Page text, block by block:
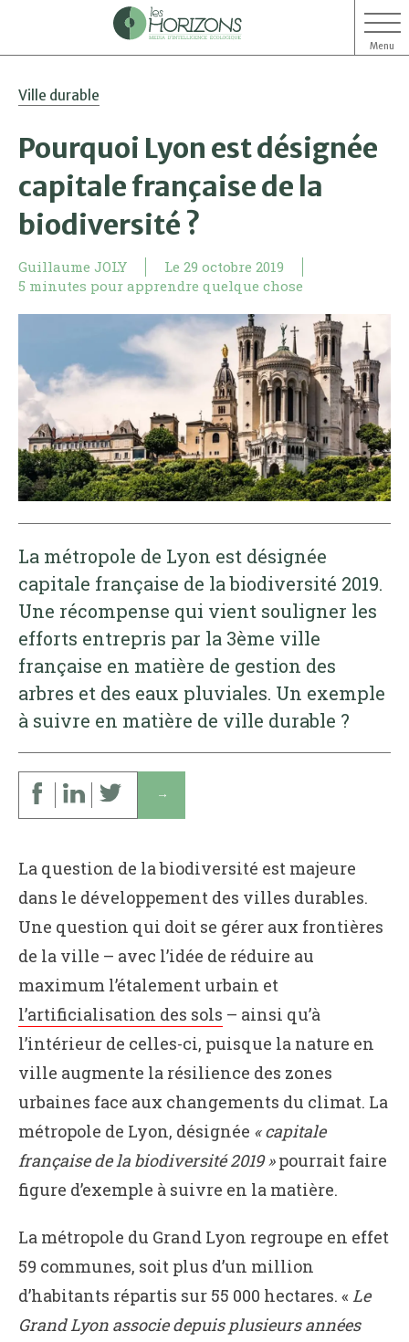
Menu
Ville durable
Pourquoi Lyon est désignée
capitale française de la
biodiversité ?
Guillaume JOLY Le 29 octobre 2019
5 minutes pour apprendre quelque chose
La métropole de Lyon est désignée
capitale française de la biodiversité 2019.
Une récompense qui vient souligner les
efforts entrepris par la 3ème ville
française en matière de gestion des
arbres et des eaux pluviales. Un exemple
à suivre en matière de ville durable ?
↓
La question de la biodiversité est majeure
dans le développement des villes durables.
Une question qui doit se gérer aux frontières
de la ville – avec l’idée de réduire au
maximum l’étalement urbain et
l’artificialisation des sols – ainsi qu’à
l’intérieur de celles-ci, puisque la nature en
ville augmente la résilience des zones
urbaines face aux changements du climat. La
métropole de Lyon, désignée « capitale
française de la biodiversité 2019 »pourrait faire
figure d’exemple à suivre en la matière.
La métropole du Grand Lyon regroupe en effet
59 communes, soit plus d’un million
d’habitants répartis sur 55 000 hectares. « Le
Grand Lyon associe depuis plusieurs années